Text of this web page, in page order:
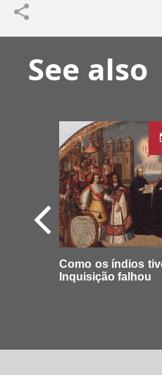
See also
Como os índios
Inquisição falhou